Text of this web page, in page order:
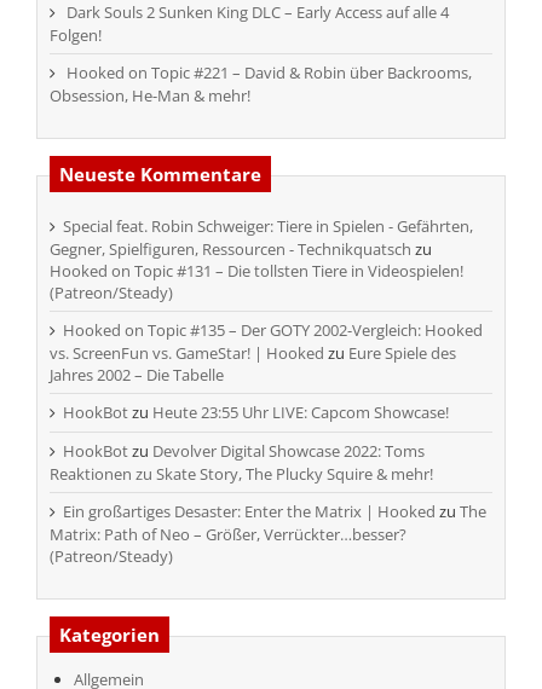
Dark Souls 2 Sunken King DLC – Early Access auf alle 4
Folgen!
Hooked on Topic #221 – David & Robin über Backrooms,
Obsession, He-Man & mehr!
Neueste Kommentare
Special feat. Robin Schweiger: Tiere in Spielen - Gefährten,
Gegner, Spielfiguren, Ressourcen - Technikquatsch zu
Hooked on Topic #131 – Die tollsten Tiere in Videospielen!
(Patreon/Steady)
Hooked on Topic #135 – Der GOTY 2002-Vergleich: Hooked
vs. ScreenFun vs. GameStar! | Hooked zu Eure Spiele des
Jahres 2002 – Die Tabelle
HookBotzu Heute 23:55 Uhr LIVE: Capcom Showcase!
HookBotzu Devolver Digital Showcase 2022: Toms
Reaktionen zu Skate Story, The Plucky Squire & mehr!
Ein großartiges Desaster: Enter the Matrix | Hooked zu The
Matrix: Path of Neo – Größer, Verrückter…besser?
(Patreon/Steady)
Kategorien
Allgemein